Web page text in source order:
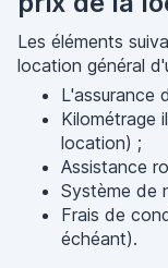
Les éléments
location général
L'assurance
Kilométrage
location) ;
Assistance
Système de
Frais de
échéant).